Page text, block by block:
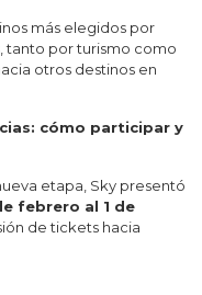
más elegidos por
tanto por turismo como
otros destinos en
cómo participar y
etapa, Sky presentó
febrero al 1 de
de tickets hacia